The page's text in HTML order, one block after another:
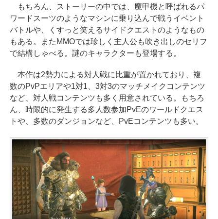
もちろん、ストーリーの中では、魔甲機と呼ばれるパ
ワードスーツのようなマシンに乗り込んで戦うイベント
バトルや、くすっと笑えるサイドクエストのようなもの
もある。またMMOでは珍しく主人公も吹き出しのセリフ
で結構しゃべる。謎のキャラクターも登場する。
本作は2勢力による対人戦に比重が置かれており、複
数のPvPエリアや1対1、3対3のマッチメイクコンテンツ
など、対人戦コンテンツも多く用意されている。もちろ
ん、時限的に発生する多人数参加PvEのワールドクエス
トや、多数のダンジョンなど、PvEコンテンツも多い。